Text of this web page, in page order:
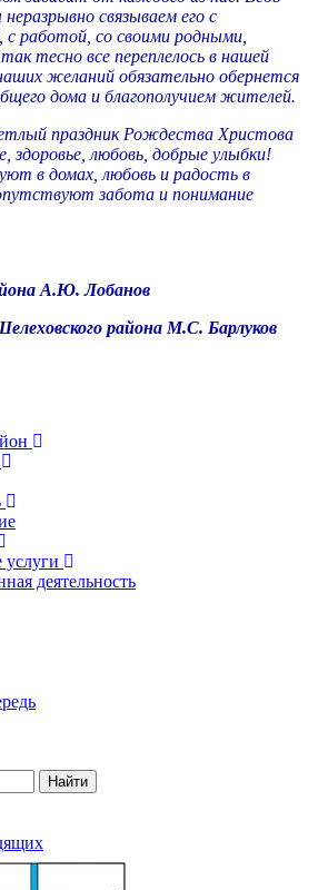
связываем его с
работой, со своими родными,
тесно все переплелось в нашей
желаний обязательно обернется
дома и благополучием жителей.
праздник Рождества Христова
здоровье, любовь, добрые улыбки!
в домах, любовь и радость в
забота и понимание
А.Ю. Лобанов
района М.С. Барлуков
деятельность
Найти